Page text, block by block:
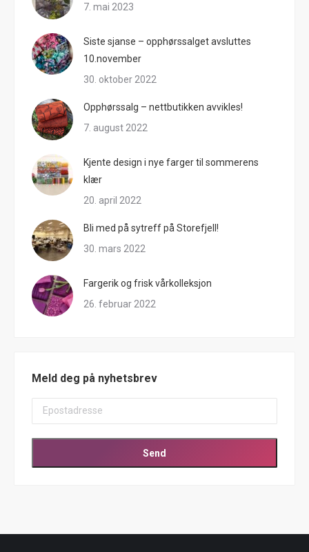
7. mai 2023
Siste sjanse – opphørssalget avsluttes
10.november
30. oktober 2022
Opphørssalg – nettbutikken avvikles!
7. august 2022
Kjente design i nye farger til sommerens
klær
20. april 2022
Bli med på sytreff på Storefjell!
30. mars 2022
Fargerik og frisk vårkolleksjon
26. februar 2022
Meld deg på nyhetsbrev